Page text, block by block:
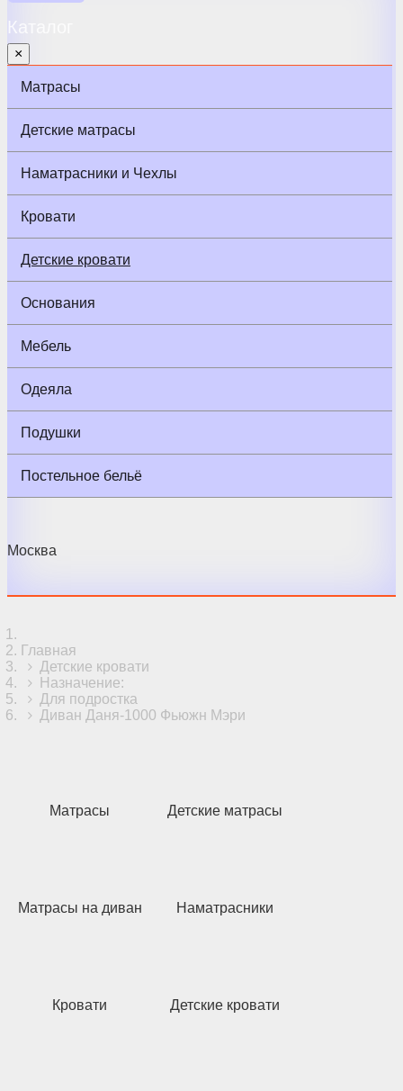
Каталог
×
Матрасы
Детские матрасы
Наматрасники и Чехлы
Кровати
Детские кровати
Основания
Мебель
Одеяла
Подушки
Постельное бельё
Москва
Главная
Детские кровати
Назначение:
Для подростка
Диван Даня-1000 Фьюжн Мэри
Матрасы Детские матрасы
Матрасы на диван Наматрасники
Кровати Детские кровати